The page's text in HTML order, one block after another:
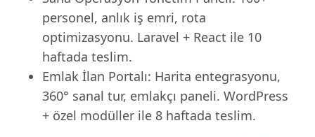
personel, anlık iş emri, rota
optimizasyonu. Laravel + React ile 10
haftada teslim.
Emlak İlan Portalı: Harita entegrasyonu,
360° sanal tur, emlakçı paneli. WordPress
+ özel modüller ile 8 haftada teslim.